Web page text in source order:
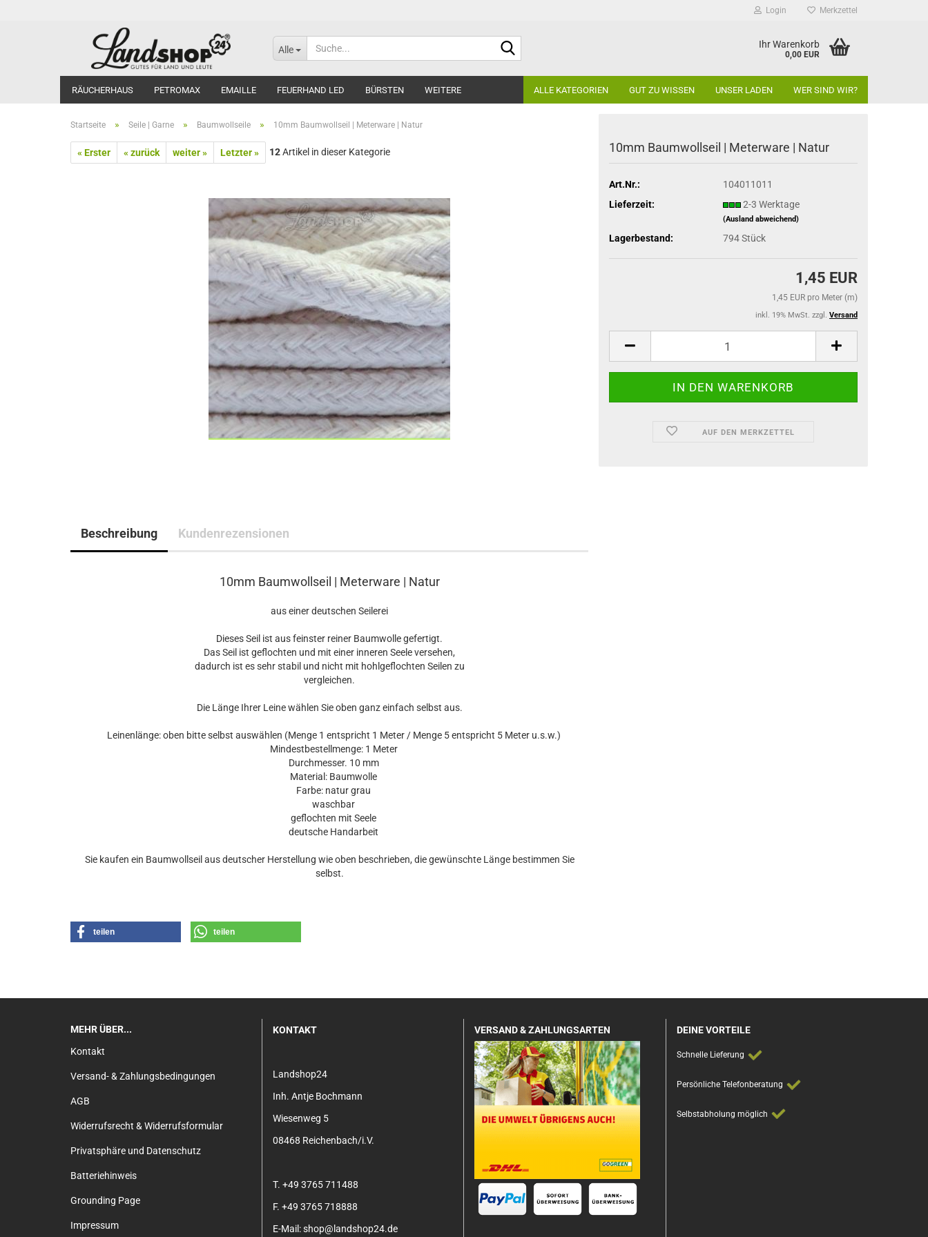
Login Merkzettel
Alle Ihr Warenkorb
0,00 EUR
RÄUCHERHAUS PETROMAX EMAILLE FEUERHAND LED BÜRSTEN ALLE KATEGORIEN GUT ZU WISSEN UNSER LADEN WER SIND WIR?
WEITERE
Startseite » Seile | Garne » Baumwollseile » 10mm Baumwollseil | Meterware | Natur
« Erster « zurück weiter » Letzter » 12Artikel in dieser Kategorie 10mm Baumwollseil | Meterware | Natur
Art.Nr.:
104011011
Lieferzeit:
2-3 Werktage
(Ausland abweichend)
Lagerbestand: 794Stück
1,45 EUR
1,45 EUR pro Meter (m)
inkl. 19% MwSt. zzgl. Versand
AUF DEN MERKZETTEL
Beschreibung Kundenrezensionen
10mm Baumwollseil | Meterware | Natur
aus einer deutschen Seilerei
Dieses Seil ist aus feinster reiner Baumwolle gefertigt.
Das Seil ist geflochten und mit einer inneren Seele versehen,
dadurch ist es sehr stabil und nicht mit hohlgeflochten Seilen zu
vergleichen.
Die Länge Ihrer Leine wählen Sie oben ganz einfach selbst aus.
Leinenlänge: oben bitte selbst auswählen (Menge 1 entspricht 1 Meter / Menge 5 entspricht 5 Meter u.s.w.)
Mindestbestellmenge: 1 Meter
Durchmesser. 10 mm
Material: Baumwolle
Farbe: natur grau
waschbar
geflochten mit Seele
deutsche Handarbeit
Sie kaufen ein Baumwollseil aus deutscher Herstellung wie oben beschrieben, die gewünschte Länge bestimmen Sie
selbst.
teilen teilen
MEHR ÜBER...
Kontakt
Versand- & Zahlungsbedingungen
AGB
Widerrufsrecht & Widerrufsformular
Privatsphäre und Datenschutz
Batteriehinweis
Grounding Page
Impressum
KONTAKT
Landshop24
Inh. Antje Bochmann
Wiesenweg 5
08468 Reichenbach/i.V.
T. +49 3765 711488
F. +49 3765 718888
E-Mail: shop@landshop24.de
VERSAND & ZAHLUNGSARTEN DEINE VORTEILE
Schnelle Lieferung
Persönliche Telefonberatung
Selbstabholung möglich